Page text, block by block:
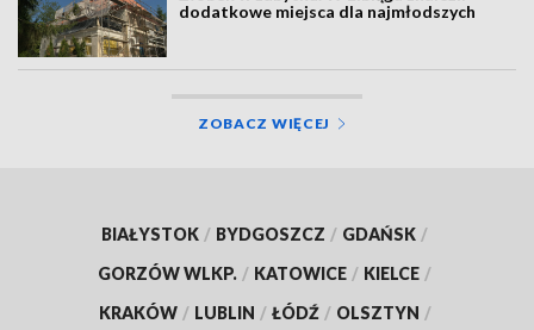
dodatkowe miejsca dla najmłodszych
ZOBACZ WIĘCEJ
BIAŁYSTOK / BYDGOSZCZ / GDAŃSK /
GORZÓW WLKP. / KATOWICE / KIELCE /
KRAKÓW / LUBLIN / ŁÓDŹ / OLSZTYN /